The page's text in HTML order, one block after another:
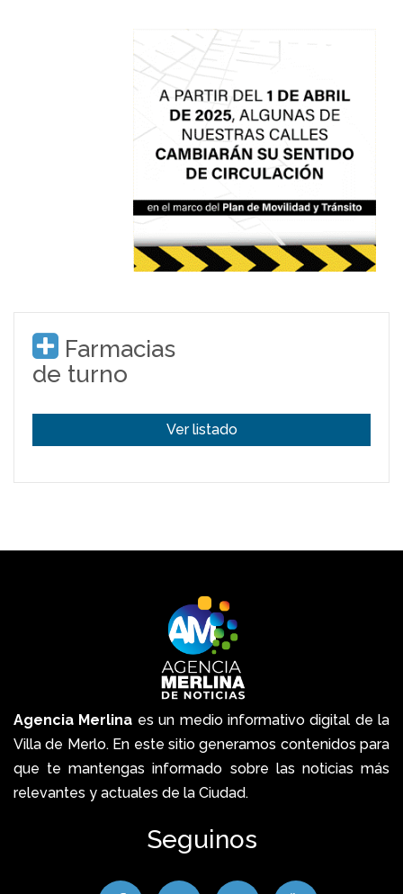
Farmacias
de turno
Ver listado
Agencia Merlina es un medio informativo digital de la
Villa de Merlo. En este sitio generamos contenidos para
que te mantengas informado sobre las noticias más
relevantes y actuales de la Ciudad.
Seguinos